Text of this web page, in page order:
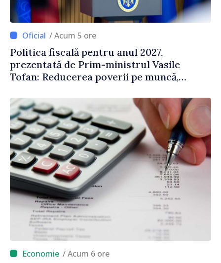
/ Acum 5 ore
Politica fiscală pentru anul 2027,
prezentată de Prim-ministrul Vasile
Tofan: Reducerea poverii pe muncă,
echitabilă
/ Acum 6 ore